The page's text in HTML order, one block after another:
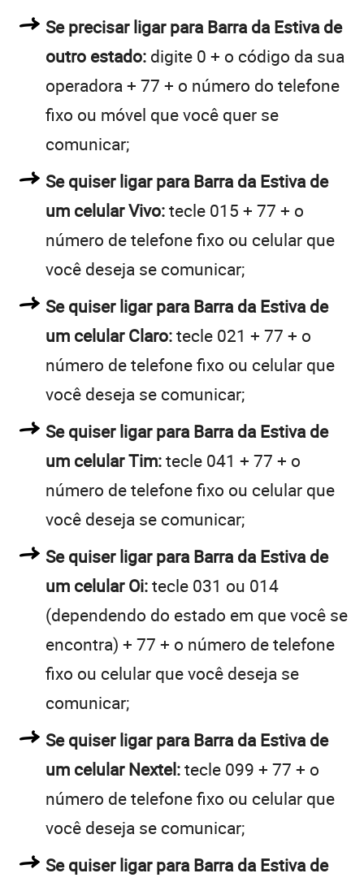
Se precisar ligar para Barra da Estiva de
outro estado: digite 0 + o código da sua
operadora + 77 + o número do telefone
fixo ou móvel que você quer se
comunicar;
Se quiser ligar para Barra da Estiva de
um celular Vivo:tecle 015 + 77 + o
número de telefone fixo ou celular que
você deseja se comunicar;
Se quiser ligar para Barra da Estiva de
um celular Claro:tecle 021 + 77 + o
número de telefone fixo ou celular que
você deseja se comunicar;
Se quiser ligar para Barra da Estiva de
um celular Tim:tecle 041 + 77 + o
número de telefone fixo ou celular que
você deseja se comunicar;
Se quiser ligar para Barra da Estiva de
um celular Oi:tecle 031 ou 014
(dependendo do estado em que você se
encontra) + 77 + o número de telefone
fixo ou celular que você deseja se
comunicar;
Se quiser ligar para Barra da Estiva de
um celular Nextel:tecle 099 + 77 + o
número de telefone fixo ou celular que
você deseja se comunicar;
Se quiser ligar para Barra da Estiva de